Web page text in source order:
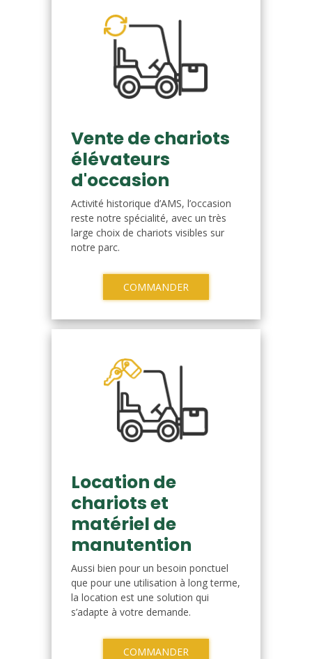
Vente de chariots
élévateurs
d'occasion
Activité historique d’AMS, l’occasion
reste notre spécialité, avec un très
large choix de chariots visibles sur
notre parc.
COMMANDER
Location de
chariots et
matériel de
manutention
Aussi bien pour un besoin ponctuel
que pour une utilisation à long terme,
la location est une solution qui
s’adapte à votre demande.
COMMANDER